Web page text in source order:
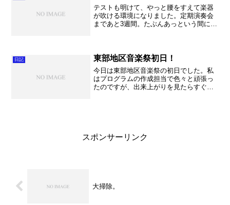
テストも明けて、やっと腰をすえて楽器
が吹ける環境になりました。定期演奏会
まであと3週間。たぶんあっという間に過
なんと言っても定期演...
日記 東部地区音楽祭初日！
今日は東部地区音楽祭の初日でした。私
はプログラムの作成担当で色々と頑張っ
たのですが、出来上がりを見たらすぐに
スポンサーリンク
大掃除。